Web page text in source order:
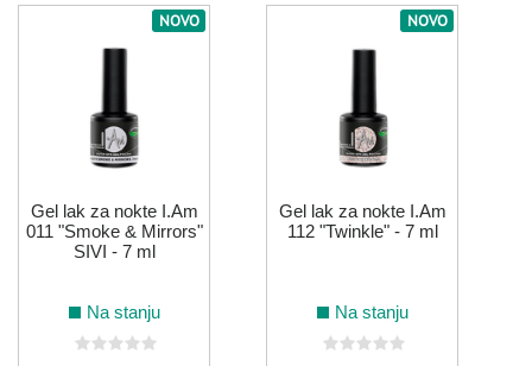
NOVO
Gel lak za nokte I.Am
011 "Smoke & Mirrors"
SIVI - 7 ml
Na stanju
NOVO
Gel lak za nokte I.Am
112 "Twinkle" - 7 ml
Na stanju